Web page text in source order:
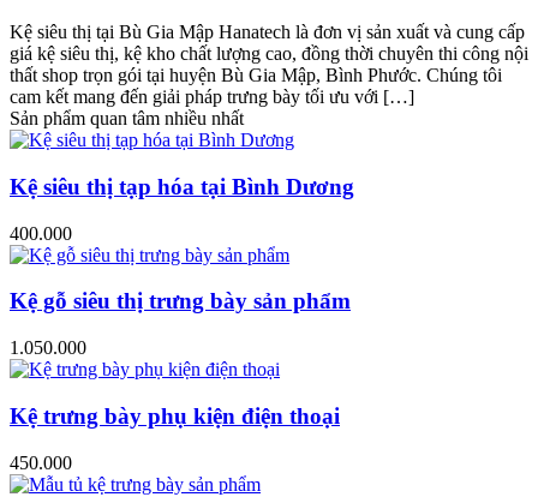
Kệ siêu thị tại Bù Gia Mập Hanatech là đơn vị sản xuất và cung cấp
giá kệ siêu thị, kệ kho chất lượng cao, đồng thời chuyên thi công nội
thất shop trọn gói tại huyện Bù Gia Mập, Bình Phước. Chúng tôi
cam kết mang đến giải pháp trưng bày tối ưu với […]
Sản phẩm quan tâm nhiều nhất
Kệ siêu thị tạp hóa tại Bình Dương
400.000
Kệ gỗ siêu thị trưng bày sản phẩm
1.050.000
Kệ trưng bày phụ kiện điện thoại
450.000